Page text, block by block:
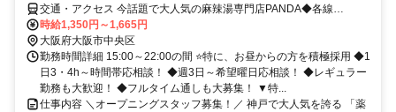
交通・アクセス 今話題で大人気の麻辣湯専門店PANDA◆各線
OsakaMetro地下鉄御堂筋線・長堀鶴見緑地線「心斎橋駅」出口１か
ら徒歩約3分
時給1,350円～1,665円
大阪府大阪市中央区
勤務時間詳細 15:00～22:00の間 ⭐️特に、お昼からの方を積極採用 ◆1
日3・4h～時間帯応相談！ ◆週3日～希望曜日応相談！ ◆レギュラー
勤務も大歓迎！ ◆フルタイム通しも大募集！ ▼特...
仕事内容 ＼オープニングスタッフ募集！／ 神戸で大人気を誇る 「薬